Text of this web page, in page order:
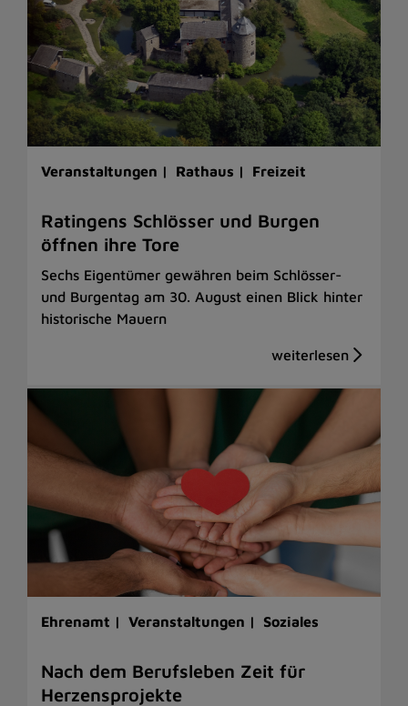
Veranstaltungen | Rathaus | Freizeit
Ratingens Schlösser und Burgen
öffnen ihre Tore
Sechs Eigentümer gewähren beim Schlösser-
und Burgentag am 30. August einen Blick hinter
historische Mauern
Ehrenamt | Veranstaltungen | Soziales
Nach dem Berufsleben Zeit für
Herzensprojekte